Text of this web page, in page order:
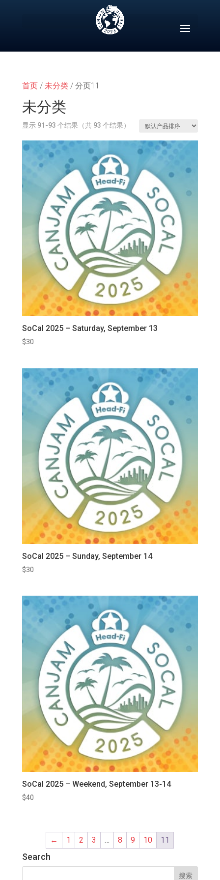
首页/ 未分类/ 分页11
未分类
显示 91-93 个结果（共 93 个结果）
SoCal 2025 – Saturday, September 13
$30
SoCal 2025 – Sunday, September 14
$30
SoCal 2025 – Weekend, September 13-14
$40
← 1 2 3 8 9 10 11
Search
搜